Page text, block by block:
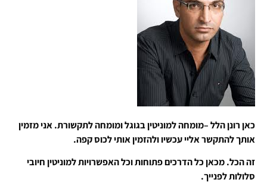
כאן רונן הלל –מומחה למוניטין בגוגל ומומחה לתקשורת. אני מזמין
אותך להתקשר אליי עכשיו ולהזמין אותי לכוס קפה.
זה הכל. מכאן כל הדרכים פתוחות וכל האפשרויות למוניטין חיובי
סלולות לפנייך.